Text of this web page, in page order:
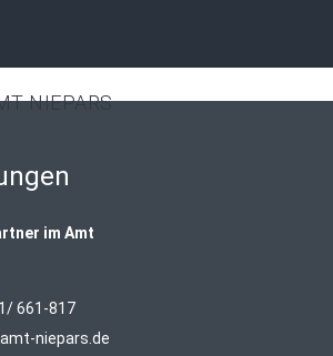
NIEPARS
im Amt
661-817
niepars.de